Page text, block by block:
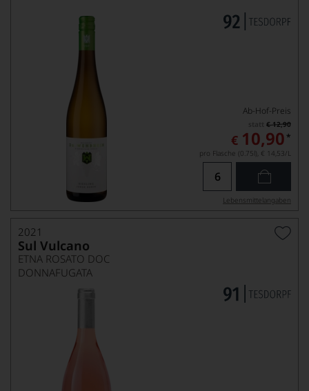
Ab-Hof-Preis
€ 12,90
€ 10,90 *
pro Flasche (0.75l), € 14,53/L
Lebensmittel­angaben
2021
Sul Vulcano
ETNA ROSATO DOC
DONNAFUGATA